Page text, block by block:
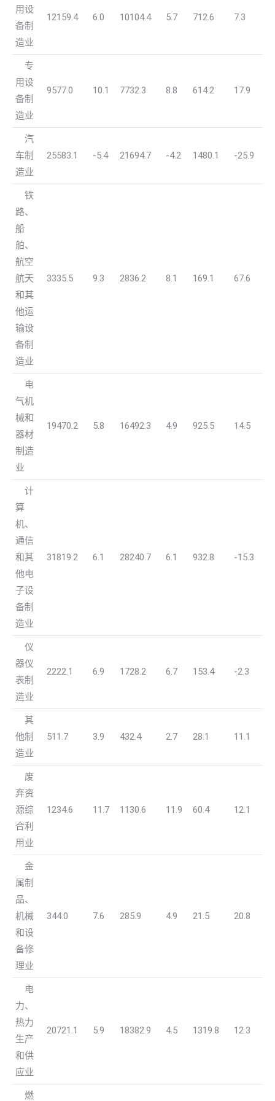
用设
备制
造业
12159.4 6.0 10104.4 5.7 712.6 7.3
专
用设
备制
造业
9577.0 10.1 7732.3 8.8 614.2 17.9
汽
车制
造业
25583.1 -5.4 21694.7 -4.2 1480.1 -25.9
铁
路、
船
舶、
航空
航天
和其
他运
输设
备制
造业
3335.5 9.3 2836.2 8.1 169.1 67.6
电
气机
械和
器材
制造
业
19470.2 5.8 16492.3 4.9 925.5 14.5
计
算
机、
通信
和其
他电
子设
备制
造业
31819.2 6.1 28240.7 6.1 932.8 -15.3
仪
器仪
表制
造业
2222.1 6.9 1728.2 6.7 153.4 -2.3
其
他制
造业
511.7 3.9 432.4 2.7 28.1 11.1
废
弃资
源综
合利
用业
1234.6 11.7 1130.6 11.9 60.4 12.1
金
属制
品、
机械
和设
备修
理业
344.0 7.6 285.9 4.9 21.5 20.8
电
力、
热力
生产
和供
应业
20721.1 5.9 18382.9 4.5 1319.8 12.3
燃